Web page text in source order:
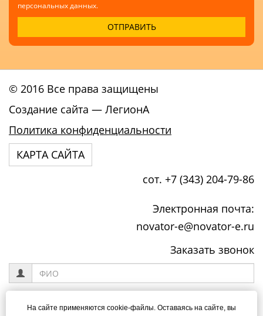
персональных данных.
© 2016 Все права защищены
Создание сайта — ЛегионА
Политика конфиденциальности
КАРТА САЙТА
сот. +7 (343) 204-79-86
Электронная почта:
novator-e@novator-e.ru
Заказать звонок
На сайте применяются cookie-файлы. Оставаясь на сайте, вы